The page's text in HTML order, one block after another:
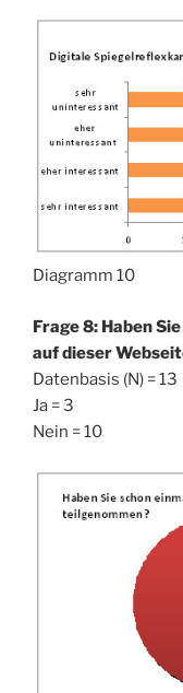
Diagramm 10
Frage 8: Haben
auf dieser
Datenbasis (N) = 13
Ja = 3
Nein = 10